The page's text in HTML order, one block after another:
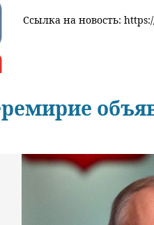
Ссылка на новость: